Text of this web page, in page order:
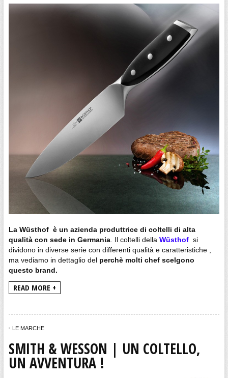
La Wüsthof è un azienda produttrice di coltelli di alta
qualità con sede in Germania. Il coltelli della Wüsthofsi
dividono in diverse serie con differenti qualità e caratteristiche ,
ma vediamo in dettaglio del perchè molti chef scelgono
questo brand.
READ MORE +
LE MARCHE
SMITH & WESSON | UN COLTELLO,
UN AVVENTURA !